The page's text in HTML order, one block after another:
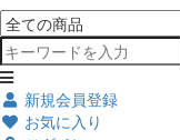
新規会員登録
お気に入り